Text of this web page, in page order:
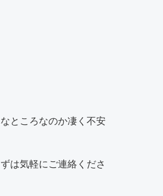
ところなのか凄く不安
は気軽にご連絡くださ